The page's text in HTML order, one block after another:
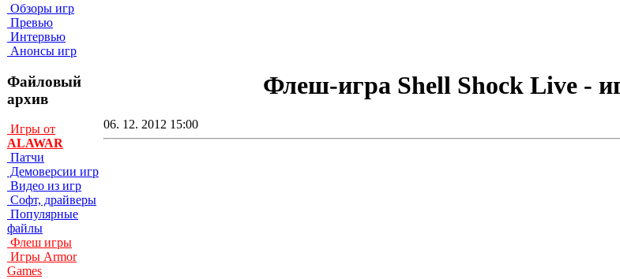
Обзоры игр
Превью
Интервью
Анонсы игр
Файловый
архив
Игры от
ALAWAR
Патчи
Демоверсии игр
Видео из игр
Софт, драйверы
Популярные
файлы
Флеш игры
Игры Armor
Games
Флеш-игра Shell Shock Live -
06. 12. 2012 15:00